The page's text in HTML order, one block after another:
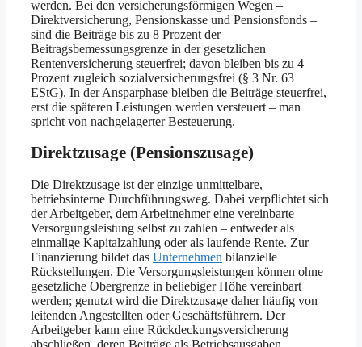
werden. Bei den versicherungsförmigen Wegen –
Direktversicherung, Pensionskasse und Pensionsfonds –
sind die Beiträge bis zu 8 Prozent der
Beitragsbemessungsgrenze in der gesetzlichen
Rentenversicherung steuerfrei; davon bleiben bis zu 4
Prozent zugleich sozialversicherungsfrei (§ 3 Nr. 63
EStG). In der Ansparphase bleiben die Beiträge steuerfrei,
erst die späteren Leistungen werden versteuert – man
spricht von nachgelagerter Besteuerung.
Direktzusage (Pensionszusage)
Die Direktzusage ist der einzige unmittelbare,
betriebsinterne Durchführungsweg. Dabei verpflichtet sich
der Arbeitgeber, dem Arbeitnehmer eine vereinbarte
Versorgungsleistung selbst zu zahlen – entweder als
einmalige Kapitalzahlung oder als laufende Rente. Zur
Finanzierung bildet das Unternehmen bilanzielle
Rückstellungen. Die Versorgungsleistungen können ohne
gesetzliche Obergrenze in beliebiger Höhe vereinbart
werden; genutzt wird die Direktzusage daher häufig von
leitenden Angestellten oder Geschäftsführern. Der
Arbeitgeber kann eine Rückdeckungsversicherung
abschließen, deren Beiträge als Betriebsausgaben